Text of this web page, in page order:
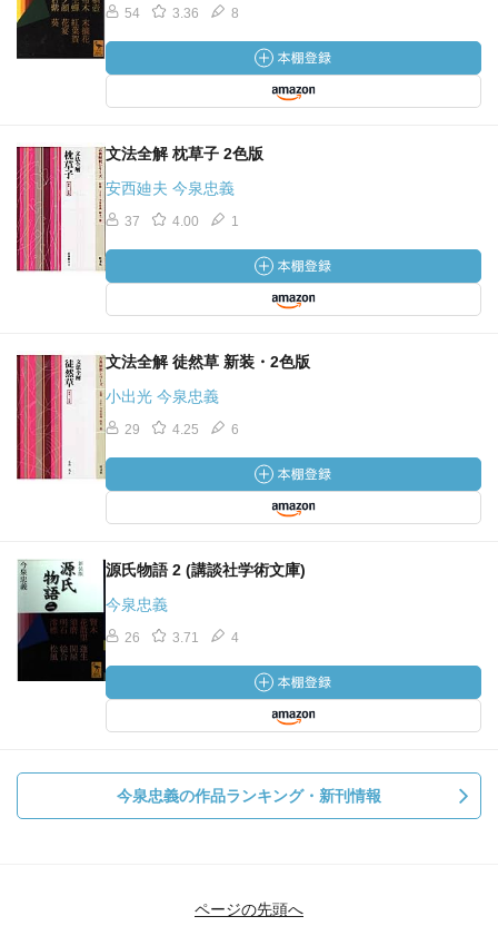
54 3.36 8
文法全解 枕草子 2色版
安西廸夫 今泉忠義
37 4.00 1
文法全解 徒然草 新装・2色版
小出光 今泉忠義
29 4.25 6
源氏物語 2 (講談社学術文庫)
今泉忠義
26 3.71 4
今泉忠義の作品ランキング・新刊情報
ページの先頭へ